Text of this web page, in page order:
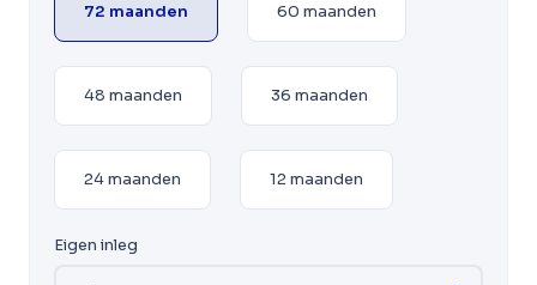
72 maanden 60 maanden
48 maanden 36 maanden
24 maanden 12 maanden
Eigen inleg